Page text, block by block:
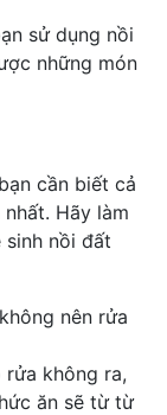
sử dụng nồi
những món
cần biết cả
Hãy làm
nồi đất
nên rửa
không ra,
ăn sẽ từ từ